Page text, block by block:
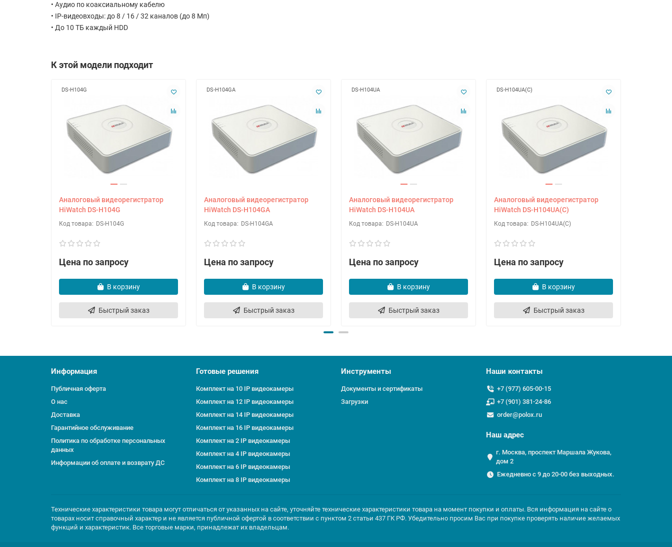
• Аудио по коаксиальному кабелю
• IP-видеовходы: до 8 / 16 / 32 каналов (до 8 Мп)
• До 10 TБ каждый HDD
К этой модели подходит
DS-H104G
Аналоговый видеорегистратор
HiWatch DS-H104G
DS-H104G
Цена по запросу
В корзину
Быстрый заказ
DS-H104GA
Аналоговый видеорегистратор
HiWatch DS-H104GA
DS-H104GA
Цена по запросу
В корзину
Быстрый заказ
DS-H104UA
Аналоговый видеорегистратор
HiWatch DS-H104UA
DS-H104UA
Цена по запросу
В корзину
Быстрый заказ
DS-H104UA(C)
Аналоговый видеорегистратор
HiWatch DS-H104UA(C)
DS-H104UA(C)
Цена по запросу
В корзину
Быстрый заказ
Информация
Публичная оферта
О нас
Доставка
Гарантийное обслуживание
Политика по обработке персональных
данных
Информации об оплате и возврату ДС
Готовые решения
Комплект на 10 IP видеокамеры
Комплект на 12 IP видеокамеры
Комплект на 14 IP видеокамеры
Комплект на 16 IP видеокамеры
Комплект на 2 IP видеокамеры
Комплект на 4 IP видеокамеры
Комплект на 6 IP видеокамеры
Комплект на 8 IP видеокамеры
Инструменты
Документы и сертификаты
Загрузки
Наши контакты
+7 (977) 605-00-15
+7 (901) 381-24-86
order@polox.ru
Наш адрес
г. Москва, проспект Маршала Жукова,
дом 2
Ежедневно с 9 до 20-00 без выходных.
Технические характеристики товара могут отличаться от указанных на сайте, уточняйте технические характеристики товара на момент покупки и оплаты. Вся информация на сайте о
товарах носит справочный характер и не является публичной офертой в соответствии с пунктом 2 статьи 437 ГК РФ. Убедительно просим Вас при покупке проверять наличие желаемых
функций и характеристик. Все торговые марки, принадлежат их владельцам.